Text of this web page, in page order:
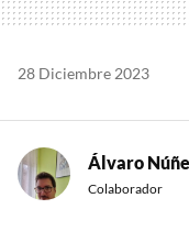
28 Diciembre 2023
Álvaro
Colaborador